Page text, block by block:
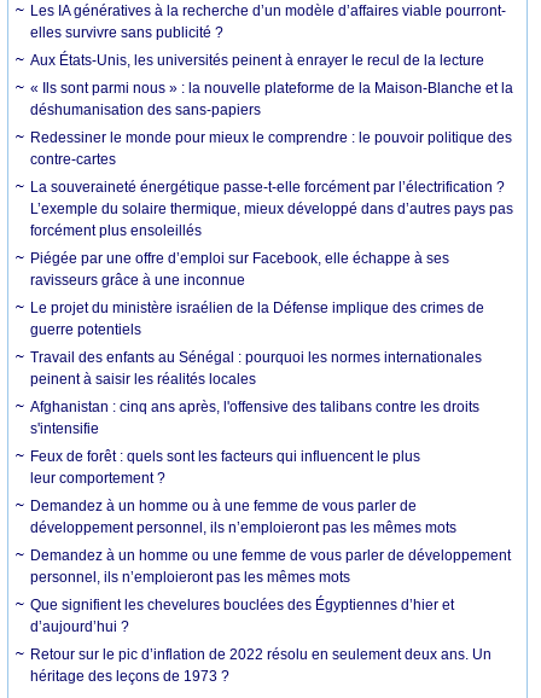
Les IA génératives à la recherche d’un modèle d’affaires viable pourront-
elles survivre sans publicité ?
Aux États-Unis, les universités peinent à enrayer le recul de la lecture
« Ils sont parmi nous » : la nouvelle plateforme de la Maison-Blanche et la
déshumanisation des sans-papiers
Redessiner le monde pour mieux le comprendre : le pouvoir politique des
contre-cartes
La souveraineté énergétique passe-t-elle forcément par l’électrification ?
L’exemple du solaire thermique, mieux développé dans d’autres pays pas
forcément plus ensoleillés
Piégée par une offre d’emploi sur Facebook, elle échappe à ses
ravisseurs grâce à une inconnue
Le projet du ministère israélien de la Défense implique des crimes de
guerre potentiels
Travail des enfants au Sénégal : pourquoi les normes internationales
peinent à saisir les réalités locales
Afghanistan : cinq ans après, l'offensive des talibans contre les droits
s'intensifie
Feux de forêt : quels sont les facteurs qui influencent le plus
leur comportement ?
Demandez à un homme ou à une femme de vous parler de
développement personnel, ils n’emploieront pas les mêmes mots
Demandez à un homme ou une femme de vous parler de développement
personnel, ils n’emploieront pas les mêmes mots
Que signifient les chevelures bouclées des Égyptiennes d’hier et
d’aujourd’hui ?
Retour sur le pic d’inflation de 2022 résolu en seulement deux ans. Un
héritage des leçons de 1973 ?